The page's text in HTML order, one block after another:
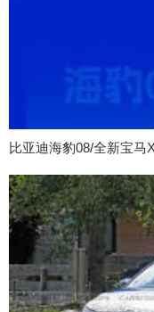
比亚迪海豹08/全新宝马